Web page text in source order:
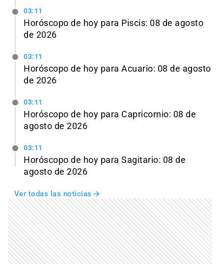
03:11
Horóscopo de hoy para Piscis: 08 de agosto
de 2026
03:11
Horóscopo de hoy para Acuario: 08 de agosto
de 2026
03:11
Horóscopo de hoy para Capricornio: 08 de
agosto de 2026
03:11
Horóscopo de hoy para Sagitario: 08 de
agosto de 2026
Ver todas las noticias